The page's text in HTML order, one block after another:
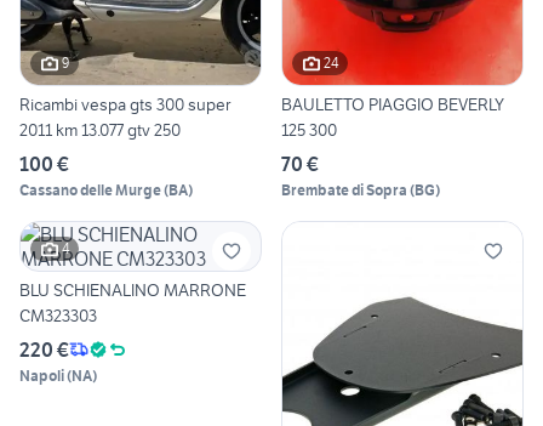
9
Ricambi vespa gts 300 super
2011 km 13.077 gtv 250
100 €
Cassano delle Murge(BA)
24
BAULETTO PIAGGIO BEVERLY
125 300
70 €
Brembate di Sopra (BG)
4
BLU SCHIENALINO MARRONE
CM323303
220 €
Napoli(NA)